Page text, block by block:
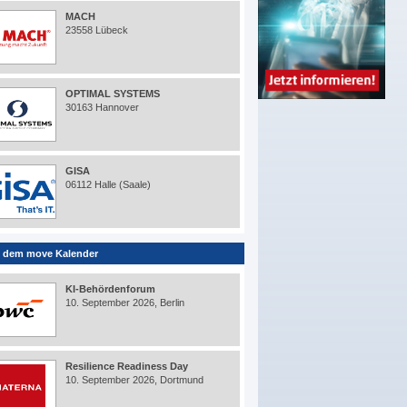
MACH
23558 Lübeck
OPTIMAL SYSTEMS
30163 Hannover
GISA
06112 Halle (Saale)
dem move Kalender
KI-Behördenforum
10. September 2026, Berlin
Resilience Readiness Day
10. September 2026, Dortmund